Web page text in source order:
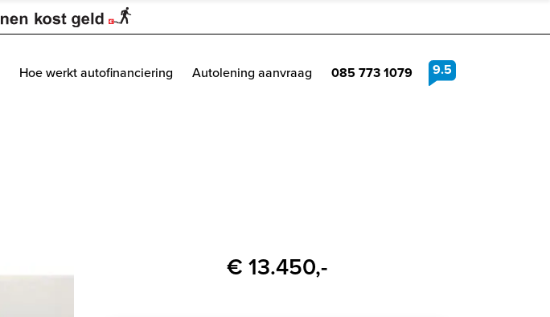
9.5
Hoe werkt autofinanciering Autolening aanvraag 085 773 1079
€ 13.450,-